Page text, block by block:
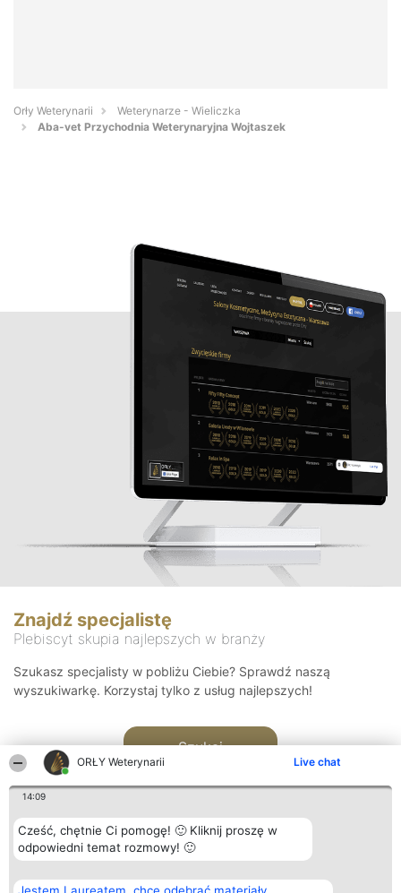
ORŁY Weterynarii Live chat
14:09
Cześć, chętnie Ci pomogę! 🙂 Kliknij proszę w
odpowiedni temat rozmowy! 🙂
Orły Weterynarii
Weterynarze - Wieliczka
Aba-vet Przychodnia Weterynaryjna Wojtaszek
Znajdź specjalistę
Plebiscyt skupia najlepszych w branży
Szukasz specjalisty w pobliżu Ciebie? Sprawdź naszą
wyszukiwarkę. Korzystaj tylko z usług najlepszych!
Szukaj
Organizator plebiscytu Plebiscyt Kontakt